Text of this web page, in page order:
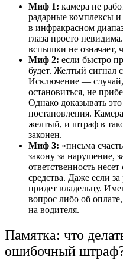
Миф 1: камера не
радарные комплексы
в инфракрасном
глаза просто
вспышки не означает,
Миф 2: если быстро
будет. Желтый сигнал
Исключение — случай,
остановиться, не
Однако доказывать
постановления.
желтый, и штраф в
законен.
Миф 3: «письма
закону за нарушение,
ответственность
средства. Даже если
придет владельцу.
вопрос либо об
на водителя.
Памятка: что
ошибочный